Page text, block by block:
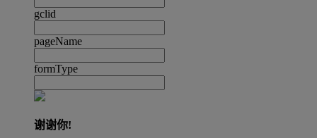
gclid
pageName
formType
谢谢你!